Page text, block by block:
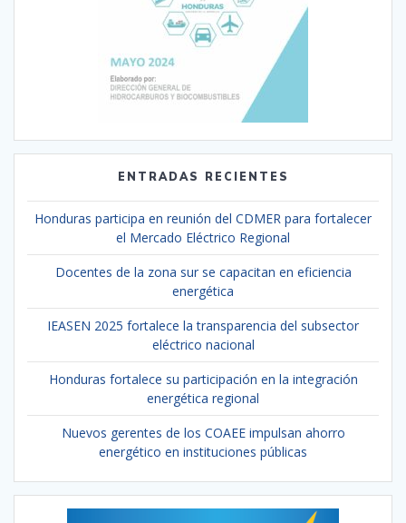
ENTRADAS RECIENTES
Honduras participa en reunión del CDMER para fortalecer
el Mercado Eléctrico Regional
Docentes de la zona sur se capacitan en eficiencia
energética
IEASEN 2025 fortalece la transparencia del subsector
eléctrico nacional
Honduras fortalece su participación en la integración
energética regional
Nuevos gerentes de los COAEE impulsan ahorro
energético en instituciones públicas